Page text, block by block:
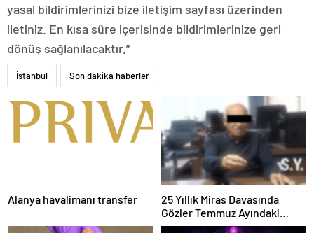
yasal bildirimlerinizi bize iletişim sayfası üzerinden
iletiniz. En kısa süre içerisinde bildirimlerinize geri
dönüş sağlanılacaktır.”
İstanbul Son dakika haberler
Alanya havalimanı transfer
25 Yıllık Miras Davasında
Gözler Temmuz Ayındaki
Karar Duruşmasına Çevrildi